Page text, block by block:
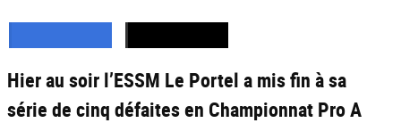
Hier au soir l’ESSM Le Portel a mis fin à sa
série de cinq défaites en Championnat Pro A